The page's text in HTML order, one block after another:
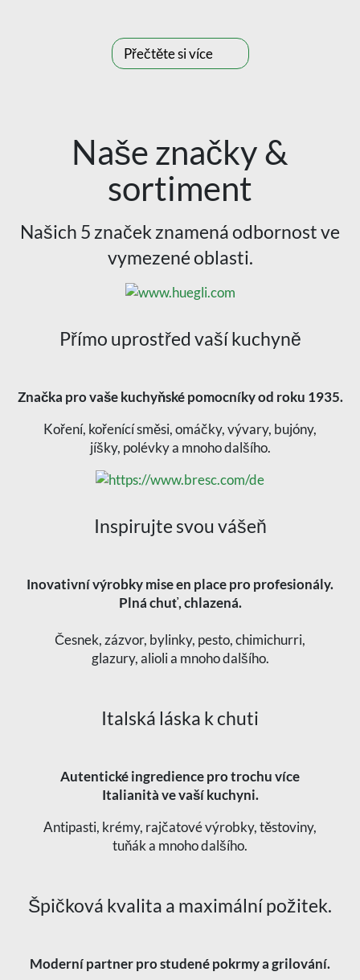
Přečtěte si více
Naše značky &
sortiment
Našich 5 značek znamená odbornost ve
vymezené oblasti.
Přímo uprostřed vaší kuchyně
Značka pro vaše kuchyňské pomocníky od roku 1935.
Koření, kořenící směsi, omáčky, vývary, bujóny,
jíšky, polévky a mnoho dalšího.
Inspirujte svou vášeň
Inovativní výrobky mise en place pro profesionály.
Plná chuť, chlazená.
Česnek, zázvor, bylinky, pesto, chimichurri,
glazury, alioli a mnoho dalšího.
Italská láska k chuti
Autentické ingredience pro trochu více
Italianità ve vaší kuchyni.
Antipasti, krémy, rajčatové výrobky, těstoviny,
tuňák a mnoho dalšího.
Špičková kvalita a maximální požitek.
Moderní partner pro studené pokrmy a grilování.